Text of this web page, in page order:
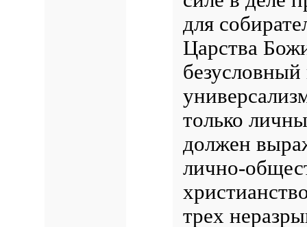
для
Царства
только
должен
лично-
трех